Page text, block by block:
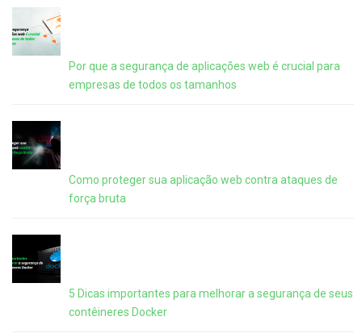
Por que a segurança de aplicações web é crucial para
empresas de todos os tamanhos
Como proteger sua aplicação web contra ataques de
força bruta
5 Dicas importantes para melhorar a segurança de seus
contêineres Docker